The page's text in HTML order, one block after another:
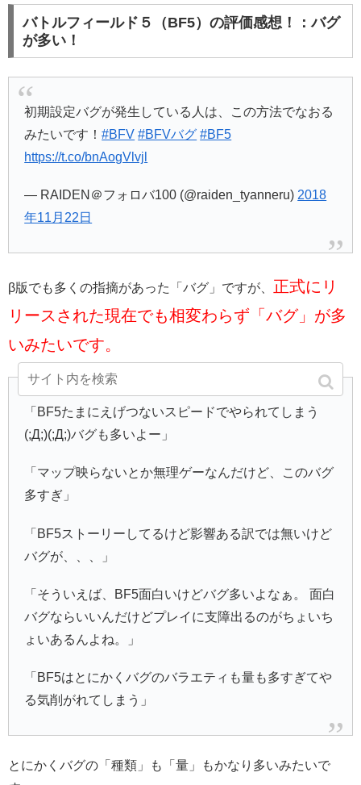
バトルフィールド５（BF5）の評価感想！：バグ
が多い！
初期設定バグが発生している人は、この方法でなおる
みたいです！#BFV #BFVバグ #BF5
https://t.co/bnAogVlvjl
— RAIDEN＠フォロバ100 (@raiden_tyanneru) 2018
年11月22日
β版でも多くの指摘があった「バグ」ですが、 正式にリ
リースされた現在でも相変わらず「バグ」が多
いみたいです。
「BF5たまにえげつないスピードでやられてしまう
(;Д;)(;Д;)バグも多いよー」
「マップ映らないとか無理ゲーなんだけど、このバグ
多すぎ」
「BF5ストーリーしてるけど影響ある訳では無いけど
バグが、、、」
「そういえば、BF5面白いけどバグ多いよなぁ。 面白
バグならいいんだけどプレイに支障出るのがちょいち
ょいあるんよね。」
「BF5はとにかくバグのバラエティも量も多すぎてや
る気削がれてしまう」
とにかくバグの「種類」も「量」もかなり多いみたいで